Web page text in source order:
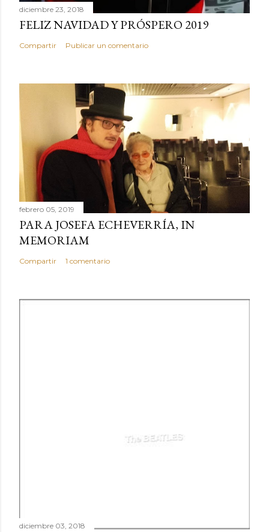
diciembre 23, 2018
FELIZ NAVIDAD Y PRÓSPERO 2019
Compartir Publicar un comentario
febrero 05, 2019
PARA JOSEFA ECHEVERRÍA, IN
MEMORIAM
Compartir 1 comentario
diciembre 03, 2018